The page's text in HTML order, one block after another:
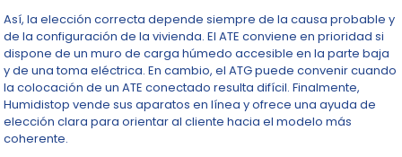
Así, la elección correcta depende siempre de la causa probable y
de la configuración de la vivienda. El ATE conviene en prioridad si
dispone de un muro de carga húmedo accesible en la parte baja
y de una toma eléctrica. En cambio, el ATG puede convenir cuando
la colocación de un ATE conectado resulta difícil. Finalmente,
Humidistop vende sus aparatos en línea y ofrece una ayuda de
elección clara para orientar al cliente hacia el modelo más
coherente.